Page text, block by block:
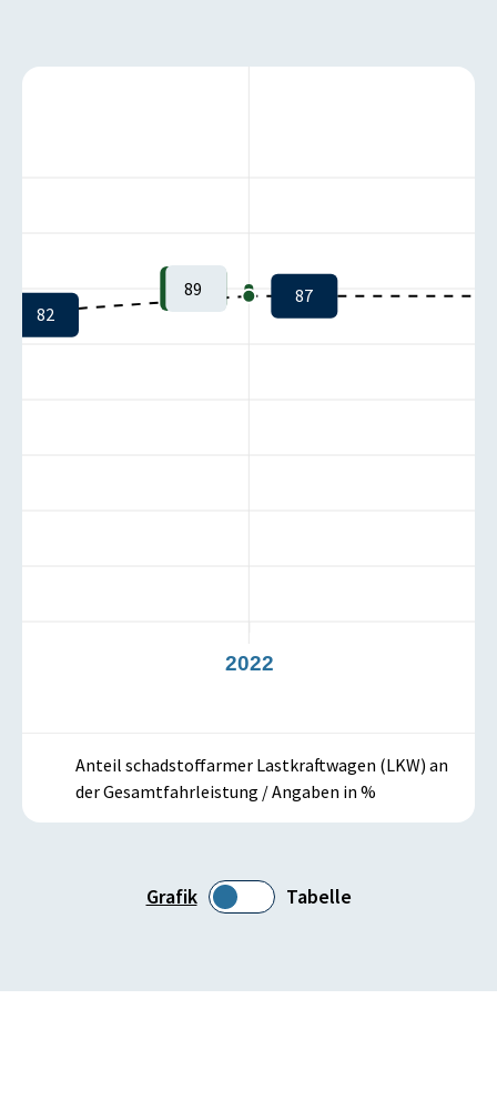
Grafik Tabelle
2022
82
89 87
Anteil schadstoffarmer Lastkraftwagen (LKW) an
der Gesamtfahrleistung / Angaben in %